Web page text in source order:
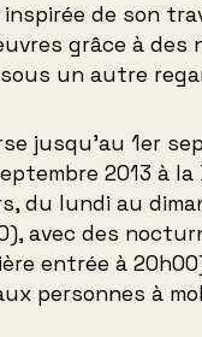
de son
grâce à
un autre
jusqu’au 1er
2013 à
du lundi au
avec des
entrée à
personnes à